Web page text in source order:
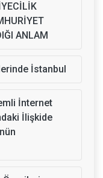
ANLAM
İstanbul
İnternet
İlişkide